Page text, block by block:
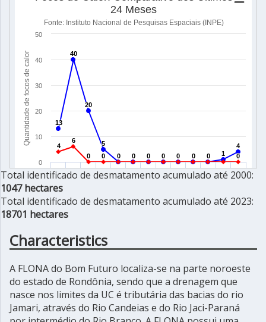
Total identificado de desmatamento acumulado até 2000:
1047 hectares
Total identificado de desmatamento acumulado até 2023:
18701 hectares
Characteristics
A FLONA do Bom Futuro localiza-se na parte noroeste
do estado de Rondônia, sendo que a drenagem que
nasce nos limites da UC é tributária das bacias do rio
Jamari, através do Rio Candeias e do Rio Jaci-Paraná